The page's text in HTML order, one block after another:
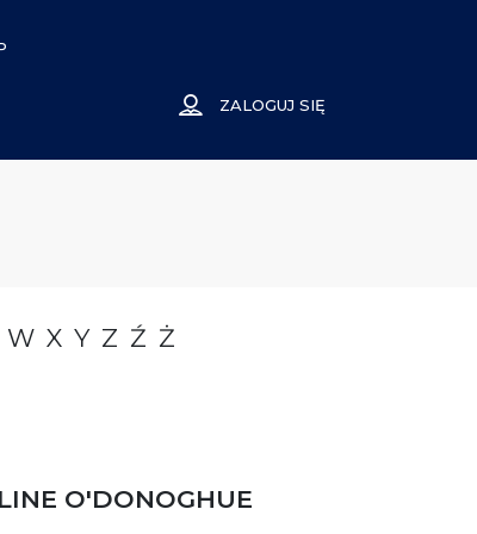
ZALOGUJ SIĘ
W X Y Z Ź Ż
O'DONOGHUE